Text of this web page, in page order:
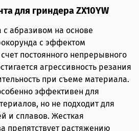
для гриндера ZX10YW
абразивом на основе
с эффектом
постоянного непрерывного
агрессивность резания
при съеме материала.
эффективен для
но не подходит для
и сплавов. Жесткая
препятствует растяжению